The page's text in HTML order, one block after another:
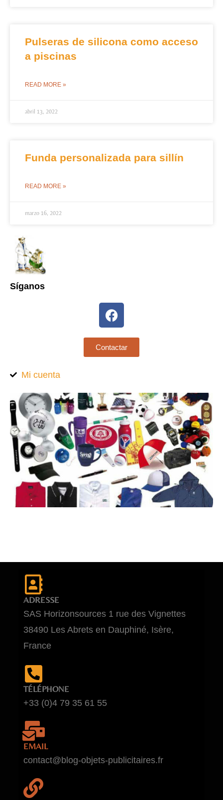
Pulseras de silicona como acceso
a piscinas
READ MORE »
abril 13, 2022
Funda personalizada para sillín
READ MORE »
marzo 16, 2022
Síganos
Contactar
Mi cuenta
ADRESSE
SAS Horizonsources 1 rue des Vignettes
38490 Les Abrets en Dauphiné, Isère,
France
TÉLÉPHONE
+33 (0)4 79 35 61 55
EMAIL
contact@blog-objets-publicitaires.fr